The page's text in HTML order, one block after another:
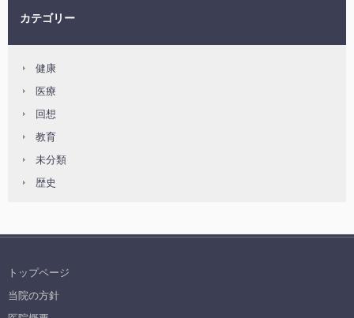
カテゴリー
健康
医療
回想
教育
未分類
歴史
トップページ
当院の方針